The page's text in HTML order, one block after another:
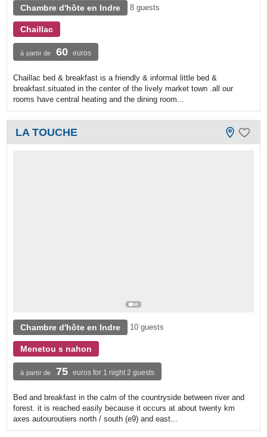
Chambre d'hôte en Indre 8 guests
Chaillac
à partir de 60 euros
Chaillac bed & breakfast is a friendly & informal little bed &
breakfast.situated in the center of the lively market town .all our
rooms have central heating and the dining room...
LA TOUCHE
Chambre d'hôte en Indre 10 guests
Menetou s nahon
à partir de 75 euros for 1 night 2 guests
Bed and breakfast in the calm of the countryside between river and
forest. it is reached easily because it occurs at about twenty km
axes autouroutiers north / south (e9) and east...